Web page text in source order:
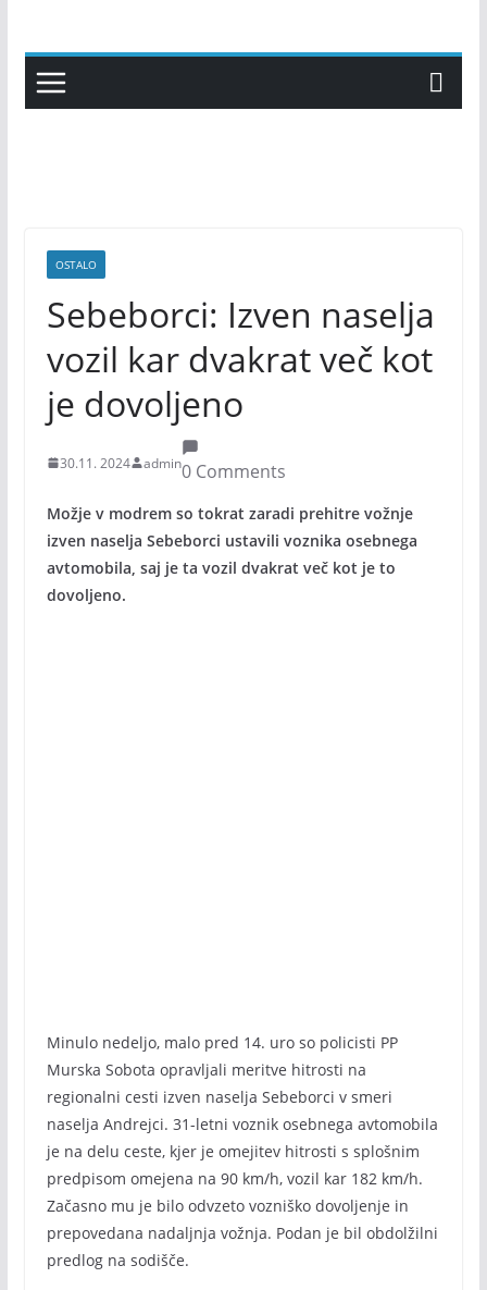
content
OSTALO
Sebeborci: Izven naselja
vozil kar dvakrat več kot
je dovoljeno
30.11. 2024 admin0 Comments
Možje v modrem so tokrat zaradi prehitre vožnje
izven naselja Sebeborci ustavili voznika osebnega
avtomobila, saj je ta vozil dvakrat več kot je to
dovoljeno.
Minulo nedeljo, malo pred 14. uro so policisti PP
Murska Sobota opravljali meritve hitrosti na
regionalni cesti izven naselja Sebeborci v smeri
naselja Andrejci. 31-letni voznik osebnega avtomobila
je na delu ceste, kjer je omejitev hitrosti s splošnim
predpisom omejena na 90 km/h, vozil kar 182 km/h.
Začasno mu je bilo odvzeto vozniško dovoljenje in
prepovedana nadaljnja vožnja. Podan je bil obdolžilni
predlog na sodišče.